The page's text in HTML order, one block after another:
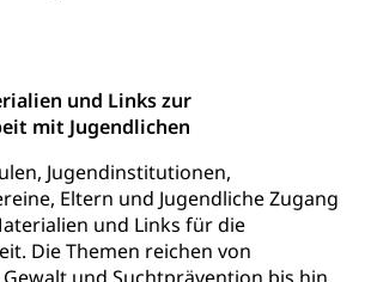
und Links zur
mit Jugendlichen
Jugendinstitutionen,
Eltern und Jugendliche Zugang
und Links für die
Die Themen reichen von
für Erwachsene
Betreuung (verkürzte
Grundbildung)
Gesundheit (verkürzte
Grundbildung)
Qualifikationsverfahren,
Schnupperlehre und
Zugewanderte & Arbeitsmarkt,
und Berufsbildungszentren